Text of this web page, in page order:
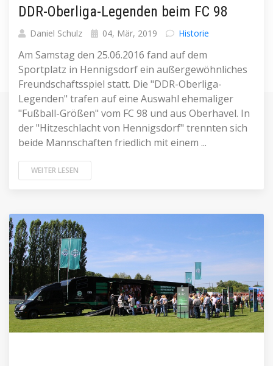
DDR-Oberliga-Legenden beim FC 98
Daniel Schulz 04, Mär, 2019 Historie
Am Samstag den 25.06.2016 fand auf dem
Sportplatz in Hennigsdorf ein außergewöhnliches
Freundschaftsspiel statt. Die "DDR-Oberliga-
Legenden" trafen auf eine Auswahl ehemaliger
"Fußball-Größen" vom FC 98 und aus Oberhavel. In
der "Hitzeschlacht von Hennigsdorf" trennten sich
beide Mannschaften friedlich mit einem ...
WEITER LESEN